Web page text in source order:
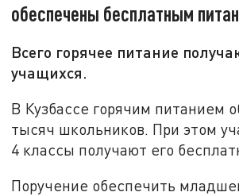
обеспечены бесплатным
Всего горячее питание
учащихся.
В Кузбассе горячим питанием
тысяч школьников. При этом
4 классы получают его
Поручение обеспечить